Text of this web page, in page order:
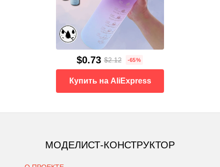
$0.73 $2.12 -65%
Купить на AliExpress
МОДЕЛИСТ-КОНСТРУКТОР